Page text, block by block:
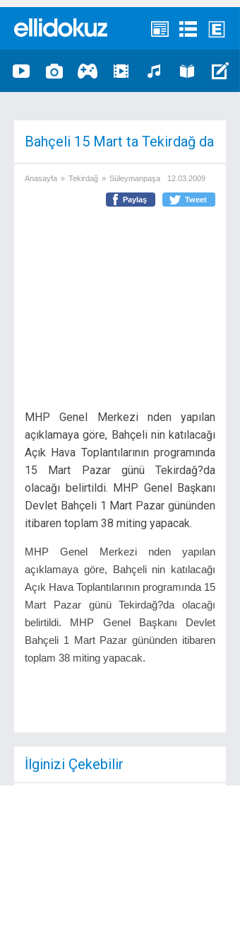
Bahçeli 15 Mart ta Tekirdağ da
Anasayfa » Tekirdağ » Süleymanpaşa 12.03.2009
Paylaş Tweet
MHP Genel Merkezi nden yapılan
açıklamaya göre, Bahçeli nin katılacağı
Açık Hava Toplantılarının programında
15 Mart Pazar günü Tekirdağ?da
olacağı belirtildi. MHP Genel Başkanı
Devlet Bahçeli 1 Mart Pazar gününden
itibaren toplam 38 miting yapacak.
MHP Genel Merkezi nden yapılan
açıklamaya göre, Bahçeli nin katılacağı
Açık Hava Toplantılarının programında 15
Mart Pazar günü Tekirdağ?da olacağı
belirtildi. MHP Genel Başkanı Devlet
Bahçeli 1 Mart Pazar gününden itibaren
toplam 38 miting yapacak.
İlginizi Çekebilir